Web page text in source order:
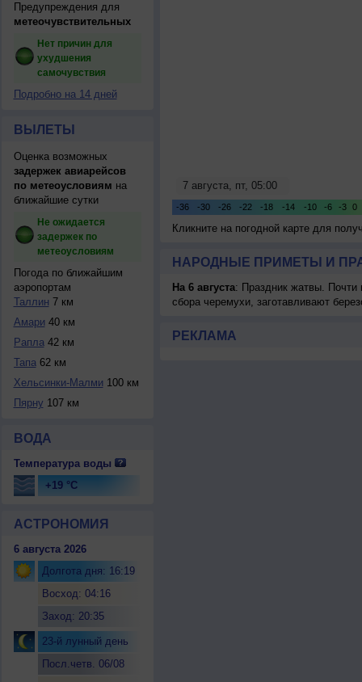
Предупреждения для
метеочувствительных
Нет причин для
ухудшения
самочувствия
Подробно на 14 дней
ВЫЛЕТЫ
Оценка возможных
задержек авиарейсов
по метеоусловиям на
ближайшие сутки
Не ожидается
задержек по
метеоусловиям
Погода по ближайшим
аэропортам
Таллин 7 км
Амари 40 км
Рапла42 км
Тапа62 км
Хельсинки-Малми 100 км
Пярну 107 км
ВОДА
Температура воды
+19 °C
АСТРОНОМИЯ
6 августа 2026
Долгота дня: 16:19
Восход: 04:16
Заход: 20:35
23-й лунный день
Посл.четв. 06/08
Кликните на погодной карте для
НАРОДНЫЕ ПРИМЕТЫ И
На 6 августа: Праздник жатвы. Почти
сбора черемухи, заготавливают
РЕКЛАМА